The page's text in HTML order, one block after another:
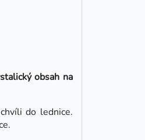
obsah na
do lednice.